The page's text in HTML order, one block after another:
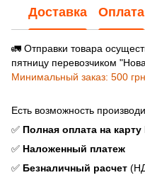
Доставка Оплата
🚛 Отправки товара
пятницу перевозчиком
Минимальный заказ: 500 грн.
Есть возможность
✅ Полная оплата на
✅ Наложенный платеж
✅ Безналичный расчет